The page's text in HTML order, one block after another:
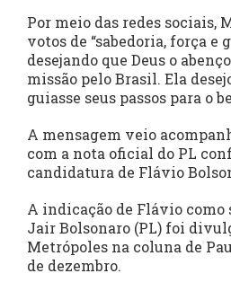
Por meio das redes sociais,
votos de “sabedoria, força e
desejando que Deus o
missão pelo Brasil. Ela
guiasse seus passos para o
A mensagem veio
com a nota oficial do PL
candidatura de Flávio
A indicação de Flávio como
Jair Bolsonaro (PL) foi
Metrópoles na coluna de
de dezembro.